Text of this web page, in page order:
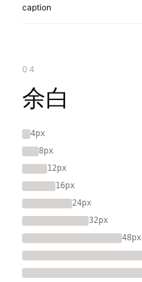
caption
04
余白
4px
8px
12px
16px
24px
32px
48px